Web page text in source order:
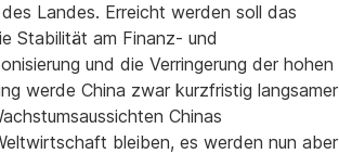
Landes. Erreicht werden soll das
Stabilität am Finanz- und
und die Verringerung der hohen
werde China zwar kurzfristig langsamer
Chinas
bleiben, es werden nun aber